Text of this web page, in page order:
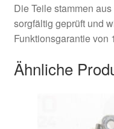
Die Teile stammen
sorgfältig geprüft und
Funktionsgarantie von
Ähnliche